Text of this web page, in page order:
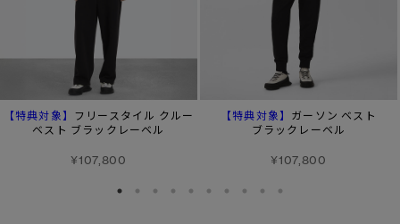
【特典対象】
フリースタイル クルー
ベスト ブラックレーベル
¥107,800
【特典対象】 ガーソン ベスト
ブラックレーベル
¥107,800